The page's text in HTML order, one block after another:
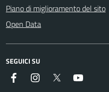
Piano di miglioramento del sito
Open Data
SEGUICI SU
Facebook InstagramTwitter